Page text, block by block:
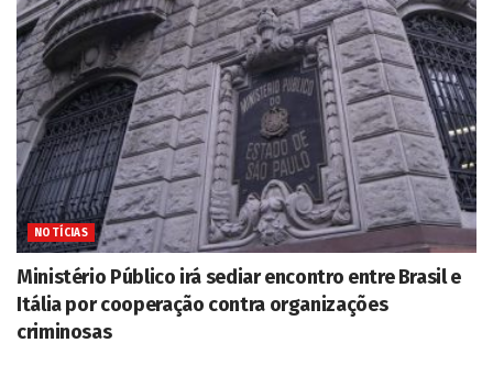
NOTÍCIAS
Ministério Público irá sediar encontro entre Brasil e
Itália por cooperação contra organizações
criminosas